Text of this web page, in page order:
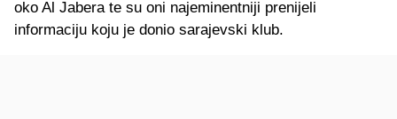
oko Al Jabera te su oni najeminentniji prenijeli
informaciju koju je donio sarajevski klub.